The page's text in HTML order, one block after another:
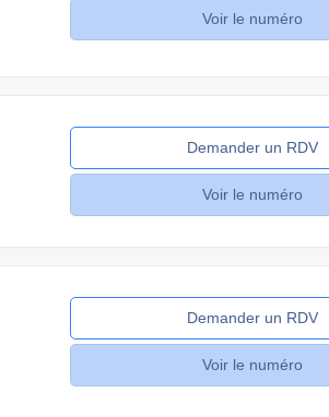
Voir le numéro
Demander un RDV
Voir le numéro
Demander un RDV
Voir le numéro